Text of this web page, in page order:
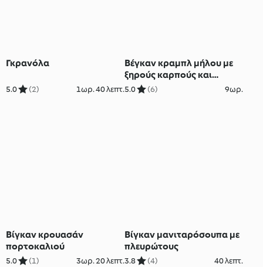
Γκρανόλα
5.0 (2) 1ωρ. 40 λεπτ.
Βέγκαν κραμπλ μήλου με
ξηρούς καρπούς και
σταφίδες
5.0 (6) 9ωρ.
Βίγκαν κρουασάν
πορτοκαλιού
5.0 (1) 3ωρ. 20 λεπτ.
Βίγκαν μανιταρόσουπα με
πλευρώτους
3.8 (4) 40 λεπτ.